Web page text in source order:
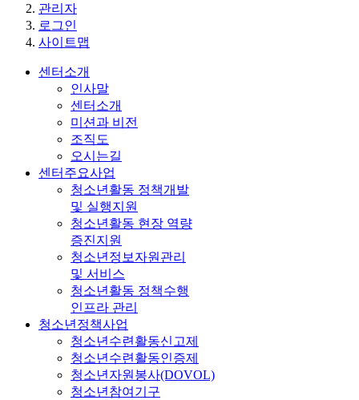
관리자
로그인
사이트맵
센터소개
인사말
센터소개
미션과 비전
조직도
오시는길
센터주요사업
청소년활동 정책개발
및 실행지원
청소년활동 현장 역량
증진지원
청소년정보자원관리
및 서비스
청소년활동 정책수행
인프라 관리
청소년정책사업
청소년수련활동신고제
청소년수련활동인증제
청소년자원봉사(DOVOL)
청소년참여기구